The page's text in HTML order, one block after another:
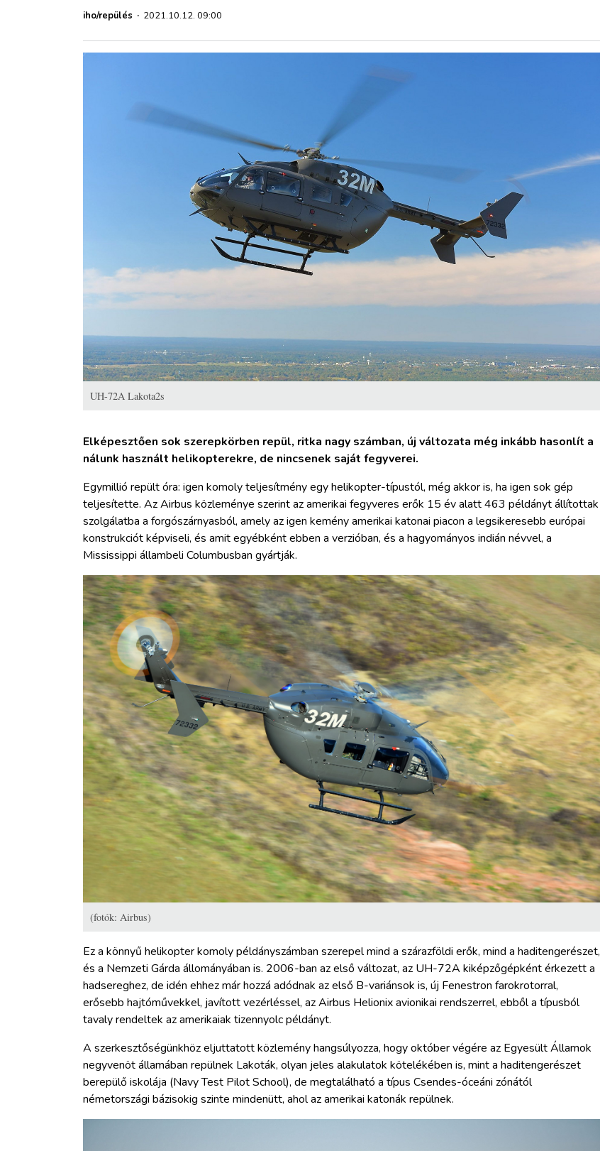
HAJÓZÁS
iho/repülés · 2021.10.12. 09:00
UH-72A Lakota2s
Elképesztően sok szerepkörben repül, ritka nagy számban, új változata még inkább hasonlít a
nálunk használt helikopterekre, de nincsenek saját fegyverei.
Egymillió repült óra: igen komoly teljesítmény egy helikopter-típustól, még akkor is, ha igen sok gép
teljesítette. Az Airbus közleménye szerint az amerikai fegyveres erők 15 év alatt 463 példányt állítottak
szolgálatba a forgószárnyasból, amely az igen kemény amerikai katonai piacon a legsikeresebb európai
konstrukciót képviseli, és amit egyébként ebben a verzióban, és a hagyományos indián névvel, a
Mississippi állambeli Columbusban gyártják.
(fotók: Airbus)
Ez a könnyű helikopter komoly példányszámban szerepel mind a szárazföldi erők, mind a haditengerészet,
és a Nemzeti Gárda állományában is. 2006-ban az első változat, az UH-72A kiképzőgépként érkezett a
hadsereghez, de idén ehhez már hozzá adódnak az első B-variánsok is, új Fenestron farokrotorral,
erősebb hajtóművekkel, javított vezérléssel, az Airbus Helionix avionikai rendszerrel, ebből a típusból
tavaly rendeltek az amerikaiak tizennyolc példányt.
A szerkesztőségünkhöz eljuttatott közlemény hangsúlyozza, hogy október végére az Egyesült Államok
negyvenöt államában repülnek Lakoták, olyan jeles alakulatok kötelékében is, mint a haditengerészet
berepülő iskolája (Navy Test Pilot School), de megtalálható a típus Csendes-óceáni zónától
németországi bázisokig szinte mindenütt, ahol az amerikai katonák repülnek.